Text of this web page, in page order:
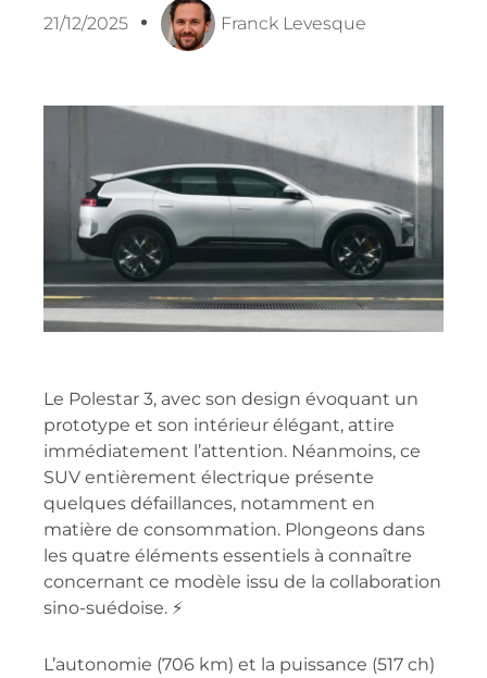
21/12/2025 Franck Levesque
Le Polestar 3, avec son design évoquant un
prototype et son intérieur élégant, attire
immédiatement l’attention. Néanmoins, ce
SUV entièrement électrique présente
quelques défaillances, notamment en
matière de consommation. Plongeons dans
les quatre éléments essentiels à connaître
concernant ce modèle issu de la collaboration
sino-suédoise. ⚡️
L’autonomie (706 km) et la puissance (517 ch)